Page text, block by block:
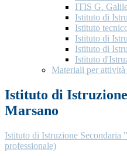
ITIS G.
Istituto di
Istituto
Istituto di
Istituto di
Istituto
Materiali per attività
Istituto di
Marsano
Istituto di Istruzione
professionale)